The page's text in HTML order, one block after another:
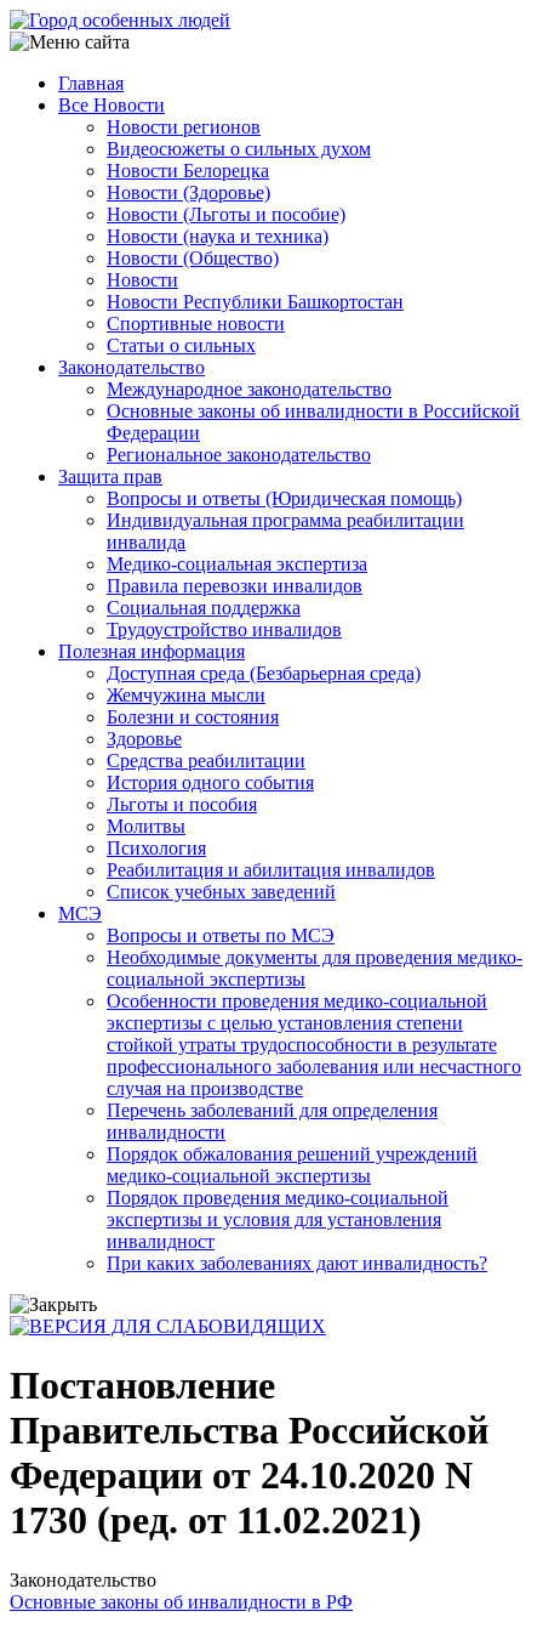
Перейти
к
содержанию
Main
navigation
Главная
Все Новости
Новости регионов
Видеосюжеты о сильных духом
Новости Белорецка
Новости (Здоровье)
Новости (Льготы и пособие)
Новости (наука и техника)
Новости (Общество)
Новости
Новости Республики Башкортостан
Спортивные новости
Статьи о сильных
Законодательство
Международное законодательство
Основные законы об инвалидности в Российской
Федерации
Региональное законодательство
Защита прав
Вопросы и ответы (Юридическая помощь)
Индивидуальная программа реабилитации
инвалида
Медико-социальная экспертиза
Правила перевозки инвалидов
Социальная поддержка
Трудоустройство инвалидов
Полезная информация
Доступная среда (Безбарьерная среда)
Жемчужина мысли
Болезни и состояния
Здоровье
Средства реабилитации
История одного события
Льготы и пособия
Молитвы
Психология
Реабилитация и абилитация инвалидов
Список учебных заведений
МСЭ
Вопросы и ответы по МСЭ
Необходимые документы для проведения медико-
социальной экспертизы
Особенности проведения медико-социальной
экспертизы с целью установления степени
стойкой утраты трудоспособности в результате
профессионального заболевания или несчастного
случая на производстве
Перечень заболеваний для определения
инвалидности
Порядок обжалования решений учреждений
медико-социальной экспертизы
Порядок проведения медико-социальной
экспертизы и условия для установления
инвалидност
При каких заболеваниях дают инвалидность?
Постановление
Правительства Российской
Федерации от 24.10.2020 N
1730 (ред. от 11.02.2021)
Законодательство
Основные законы об инвалидности в РФ